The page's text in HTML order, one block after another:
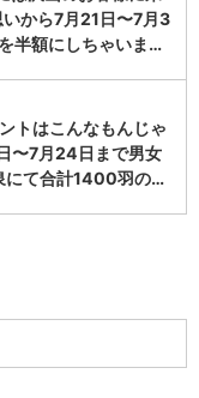
から7月21日〜7月3
半額にしちゃいま…
トはこんなもんじゃ
〜7月24日まで男女
にて合計1400羽の…